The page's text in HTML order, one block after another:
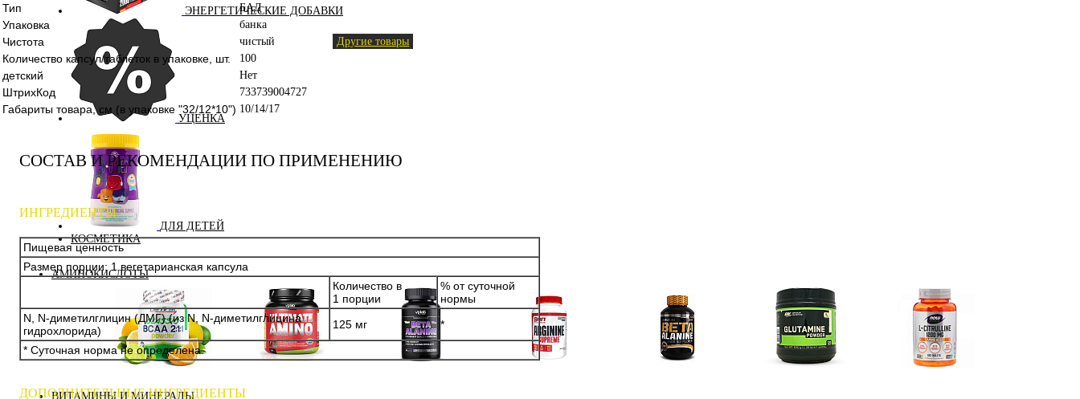
ЭНЕРГЕТИЧЕСКИЕ ДОБАВКИ
УЦЕНКА
ДЛЯ ДЕТЕЙ
КОСМЕТИКА
АМИНОКИСЛОТЫ
ВИТАМИНЫ И МИНЕРАЛЫ
Тип БАД
Упаковка банка
Чистота чистый Другие товары
Количество капсул/таблеток в упаковке, шт. 100
детский Нет
ШтрихКод 733739004727
Габариты товара, см (в упаковке "32/12*10") 10/14/17
СОСТАВ И РЕКОМЕНДАЦИИ ПО ПРИМЕНЕНИЮ
ИНГРЕДИЕНТЫ
Пищевая ценность
Размер порции: 1 вегетарианская капсула
Количество в
1 порции
% от суточной
нормы
N, N-диметилглицин (ДМГ) (из N, N-диметилглицина
гидрохлорида)
125 мг
*
* Суточная норма не определена.
ДОПОЛНИТЕЛЬНЫЕ ИНГРЕДИЕНТЫ